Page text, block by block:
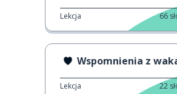
Lekcja 66
Wspomnienia z
Lekcja 22